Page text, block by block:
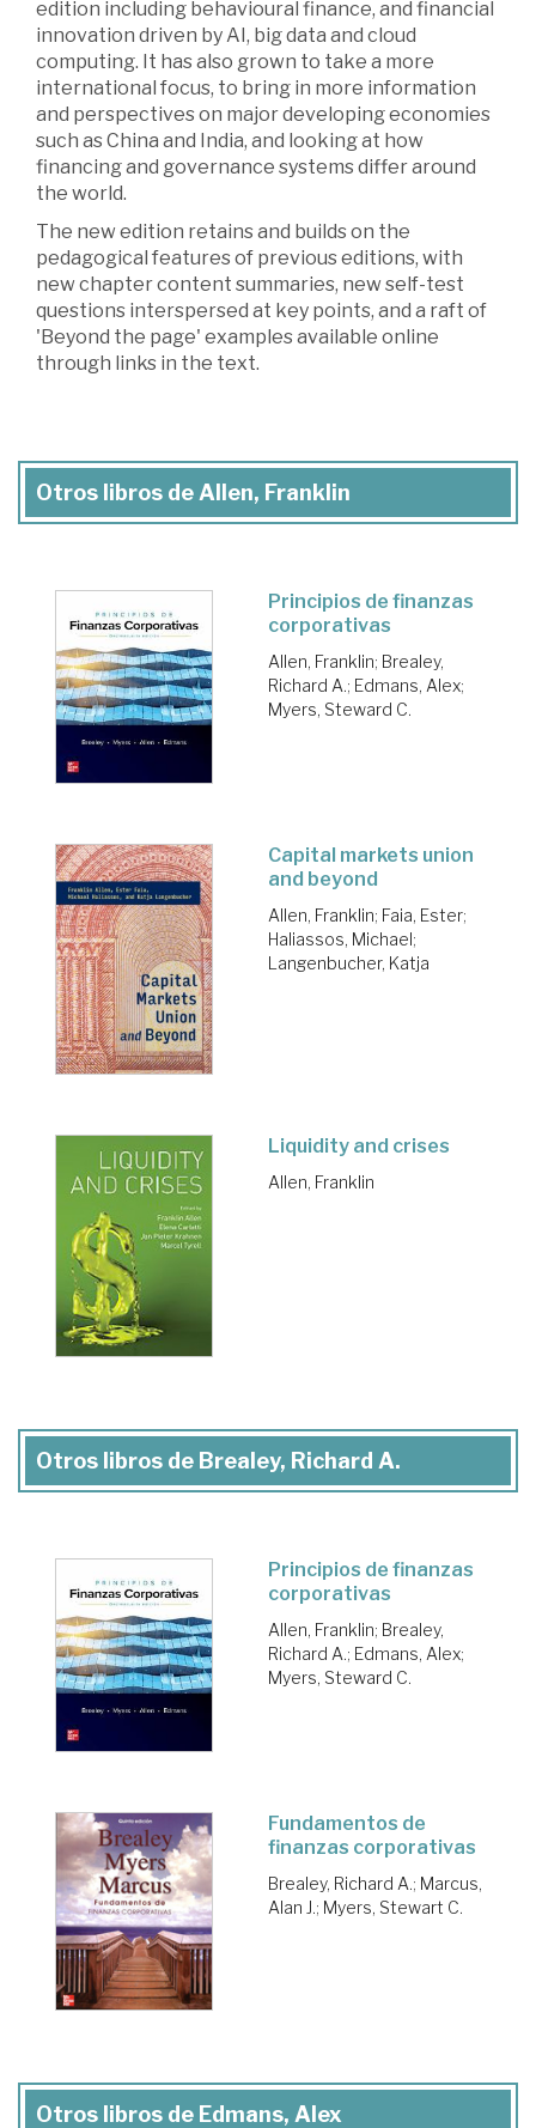
edition including behavioural finance, and financial
innovation driven by AI, big data and cloud
computing. It has also grown to take a more
international focus, to bring in more information
and perspectives on major developing economies
such as China and India, and looking at how
financing and governance systems differ around
the world.
The new edition retains and builds on the
pedagogical features of previous editions, with
new chapter content summaries, new self-test
questions interspersed at key points, and a raft of
'Beyond the page' examples available online
through links in the text.
Otros libros de Allen, Franklin
Principios de finanzas
corporativas
Allen, Franklin; Brealey,
Richard A.; Edmans, Alex;
Myers, Steward C.
Capital markets union
and beyond
Allen, Franklin; Faia, Ester;
Haliassos, Michael;
Langenbucher, Katja
Liquidity and crises
Allen, Franklin
Otros libros de Brealey, Richard A.
Principios de finanzas
corporativas
Allen, Franklin; Brealey,
Richard A.; Edmans, Alex;
Myers, Steward C.
Fundamentos de
finanzas corporativas
Brealey, Richard A.; Marcus,
Alan J.; Myers, Stewart C.
Otros libros de Edmans, Alex